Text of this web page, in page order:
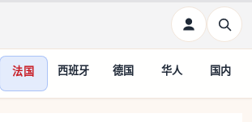
法国 西班牙 德国 华人 国内